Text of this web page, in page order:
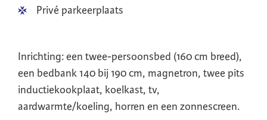
Privé parkeerplaats
Inrichting: een twee-persoonsbed (160 cm breed),
een bedbank 140 bij 190 cm, magnetron, twee pits
inductiekookplaat, koelkast, tv,
aardwarmte/koeling, horren en een zonnescreen.